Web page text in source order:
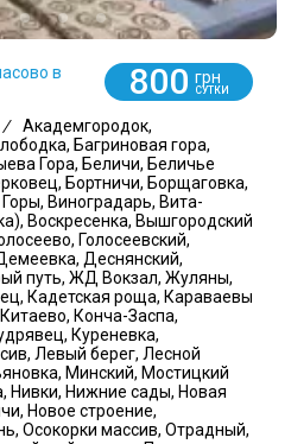
в
800 грн
СУТКИ
/
Академгородок,
Багриновая гора,
Гора, Беличи, Беличье
Бортничи, Борщаговка,
Виноградарь, Вита-
Воскресенка, Вышгородский
Голосеевский,
Деснянский,
путь, ЖД Вокзал, Жуляны,
Кадетская роща, Караваевы
Конча-Заспа,
Куреневка,
Левый берег, Лесной
Минский, Мостицкий
Нивки, Нижние сады, Новая
Новое строение,
Осокорки массив, Отрадный,